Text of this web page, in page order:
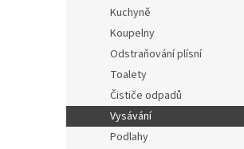
Kuchyně
Koupelny
Odstraňování plísní
Toalety
Čističe odpadů
Vysávání
Podlahy